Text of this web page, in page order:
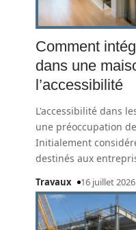
Comment
dans une
l’accessibilité
L'accessibilité dans
une préoccupation
Initialement
destinés aux
Travaux 16 juillet 2026